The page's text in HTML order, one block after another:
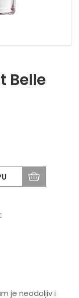
Belle
je neodoljiv i